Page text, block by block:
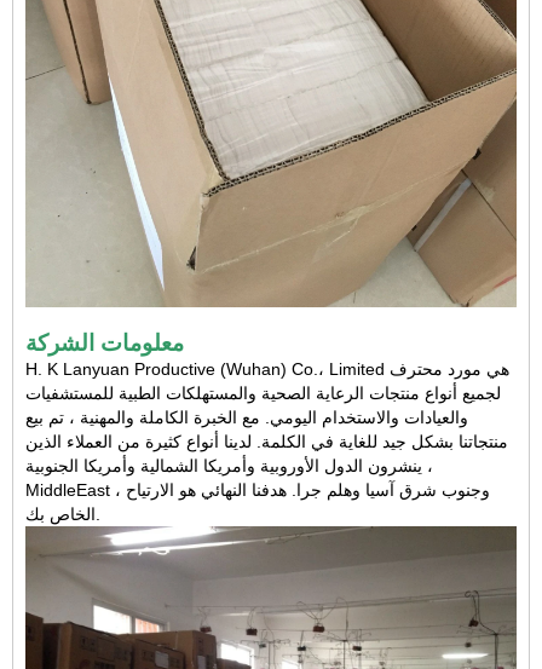
معلومات الشركة
H. K Lanyuan Productive (Wuhan) Co.، Limited هي مورد محترف
لجميع أنواع منتجات الرعاية الصحية والمستهلكات الطبية للمستشفيات
والعيادات والاستخدام اليومي. مع الخبرة الكاملة والمهنية ، تم بيع
منتجاتنا بشكل جيد للغاية في الكلمة. لدينا أنواع كثيرة من العملاء الذين
ينشرون الدول الأوروبية وأمريكا الشمالية وأمريكا الجنوبية ،
MiddleEast ، وجنوب شرق آسيا وهلم جرا. هدفنا النهائي هو الارتياح